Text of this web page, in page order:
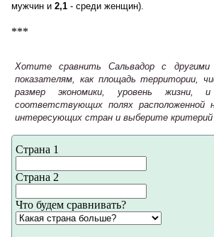
мужчин и 2,1 - среди женщин).
***
Хотите сравнить Сальвадор с
показателям, как площадь территории,
размер экономики, уровень
соответствующих полях расположенной
интересующих стран и выберите критерий
Страна 1
Страна 2
Что будем сравнивать?